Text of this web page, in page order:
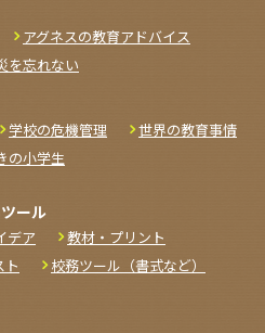
アグネスの教育アドバイス
を忘れない
学校の危機管理
世界の教育事情
の小学生
ール
デア
教材・プリント
ト
校務ツール（書式など）